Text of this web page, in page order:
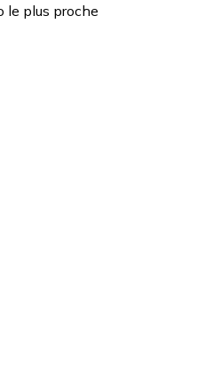
le plus proche